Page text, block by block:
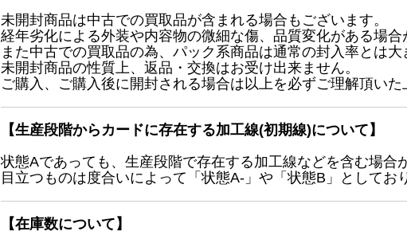
未開封商品は中古での買取品が含まれる場合もございます。
経年劣化による外装や内容物の微細な傷、品質変化がある場合
また中古での買取品の為、パック系商品は通常の封入率とは大
未開封商品の性質上、返品・交換はお受け出来ません。
ご購入、ご購入後に開封される場合は以上を必ずご理解頂いた
【生産段階からカードに存在する加工線(初期線)について】
状態Aであっても、生産段階で存在する加工線などを含む場合
目立つものは度合いによって「状態A-」や「状態B」としてお
【在庫数について】